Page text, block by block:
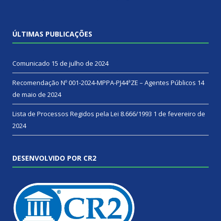
ÚLTIMAS PUBLICAÇÕES
Comunicado 15 de julho de 2024
Recomendação Nº 001-2024-MPPA-PJ44ªZE – Agentes Públicos 14
de maio de 2024
Lista de Processos Regidos pela Lei 8.666/1993 1 de fevereiro de
2024
DESENVOLVIDO POR CR2